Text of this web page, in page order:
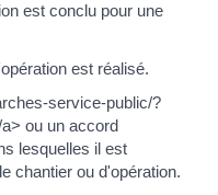
est conclu pour une
est réalisé.
service-public/?
ou un accord
lesquelles il est
chantier ou d'opération.